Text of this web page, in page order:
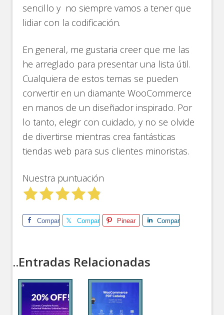
sencillo y no siempre vamos a tener que
lidiar con la codificación.
En general, me gustaria creer que me las
he arreglado para presentar una lista útil.
Cualquiera de estos temas se pueden
convertir en un diamante WooCommerce
en manos de un diseñador inspirado. Por
lo tanto, elegir con cuidado, y no se olvide
de divertirse mientras crea fantásticas
tiendas web para sus clientes minoristas.
Nuestra puntuación
Comparte Comparte Pinear Comparte
..Entradas Relacionadas